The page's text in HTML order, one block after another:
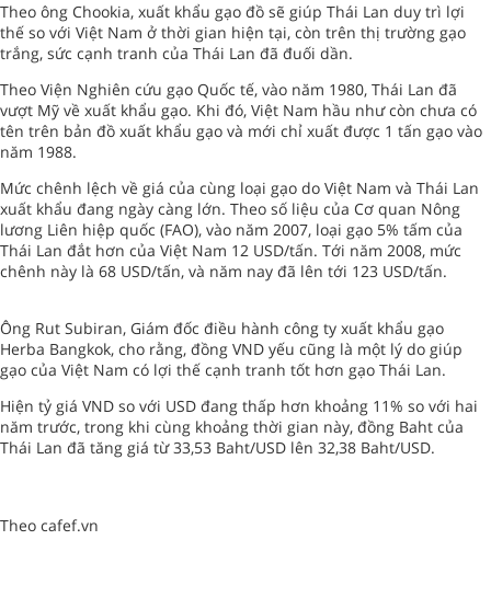
Theo ông Chookia, xuất khẩu gạo đồ sẽ giúp Thái Lan duy trì lợi
thế so với Việt Nam ở thời gian hiện tại, còn trên thị trường gạo
trắng, sức cạnh tranh của Thái Lan đã đuối dần.
Theo Viện Nghiên cứu gạo Quốc tế, vào năm 1980, Thái Lan đã
vượt Mỹ về xuất khẩu gạo. Khi đó, Việt Nam hầu như còn chưa có
tên trên bản đồ xuất khẩu gạo và mới chỉ xuất được 1 tấn gạo vào
năm 1988.
Mức chênh lệch về giá của cùng loại gạo do Việt Nam và Thái Lan
xuất khẩu đang ngày càng lớn. Theo số liệu của Cơ quan Nông
lương Liên hiệp quốc (FAO), vào năm 2007, loại gạo 5% tấm của
Thái Lan đắt hơn của Việt Nam 12 USD/tấn. Tới năm 2008, mức
chênh này là 68 USD/tấn, và năm nay đã lên tới 123 USD/tấn.
Ông Rut Subiran, Giám đốc điều hành công ty xuất khẩu gạo
Herba Bangkok, cho rằng, đồng VND yếu cũng là một lý do giúp
gạo của Việt Nam có lợi thế cạnh tranh tốt hơn gạo Thái Lan.
Hiện tỷ giá VND so với USD đang thấp hơn khoảng 11% so với hai
năm trước, trong khi cùng khoảng thời gian này, đồng Baht của
Thái Lan đã tăng giá từ 33,53 Baht/USD lên 32,38 Baht/USD.
Theo cafef.vn